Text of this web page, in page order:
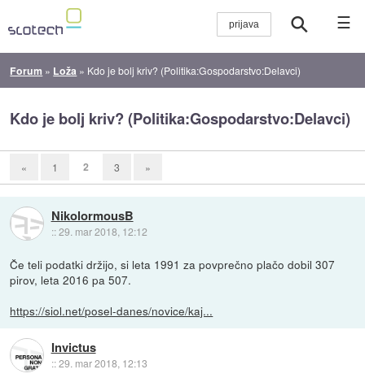
☰
Forum » Loža » Kdo je bolj kriv? (Politika:Gospodarstvo:Delavci)
Kdo je bolj kriv? (Politika:Gospodarstvo:Delavci)
« 1 2 3 »
NikolormousB
::29. mar 2018, 12:12
Če teli podatki držijo, si leta 1991 za povprečno plačo dobil 307
pirov, leta 2016 pa 507.
https://siol.net/posel-danes/novice/kaj...
Invictus
::29. mar 2018, 12:13